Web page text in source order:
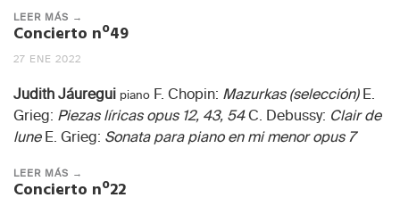
LEER MÁS →
Concierto nº49
27 ENE 2022
Judith Jáuregui piano F. Chopin: Mazurkas (selección)E.
Grieg: Piezas líricas opus 12, 43, 54C. Debussy: Clair de
luneE. Grieg: Sonata para piano en mi menor opus 7
LEER MÁS →
Concierto nº22